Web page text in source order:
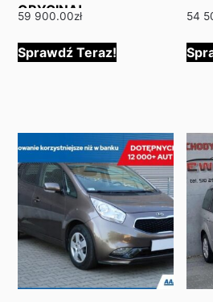
ORYGINAŁ
59 900.00zł
Sprawdź Teraz!
54